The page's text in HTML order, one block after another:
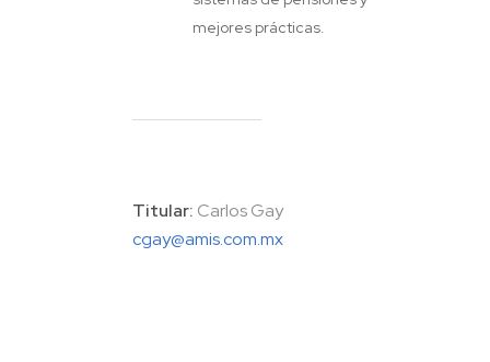
mejores prácticas.
Titular: Carlos Gay
cgay@amis.com.mx